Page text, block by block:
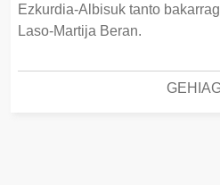
Ezkurdia-Albisuk tanto
Laso-Martija Beran.